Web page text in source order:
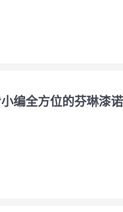
编全方位的芬琳漆